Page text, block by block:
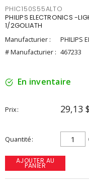
PHIC150S55ALTO
PHILIPS ELECTRONICS -
1/2GOLIATH
Manufacturier :
PHILIPS
# Manufacturier : 467233
En inventaire
Prix 29,13 $
Quantité
AJOUTER AU
PANIER